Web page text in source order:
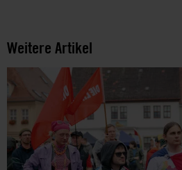
Weitere Artikel